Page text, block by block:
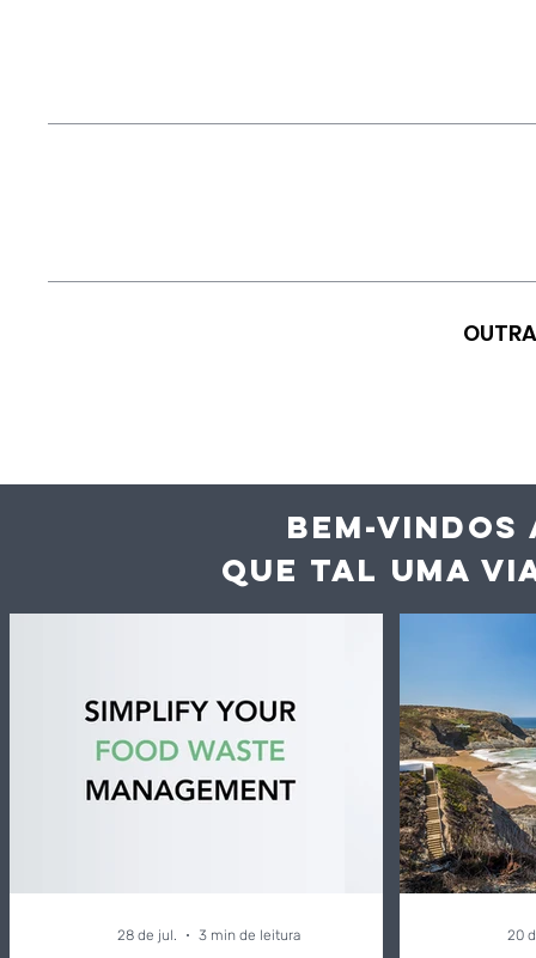
BEM-VINDOS
QUE TAL UMA
28 de jul. 3 min de leitura 20